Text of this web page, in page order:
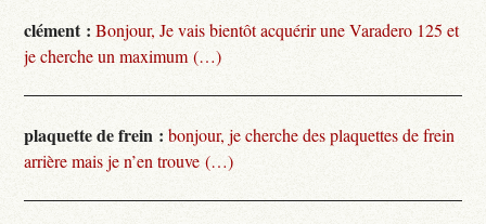
clément : Bonjour, Je vais bientôt acquérir une Varadero 125 et
je cherche un maximum (…)
plaquette de frein : bonjour, je cherche des plaquettes de frein
arrière mais je n’en trouve (…)